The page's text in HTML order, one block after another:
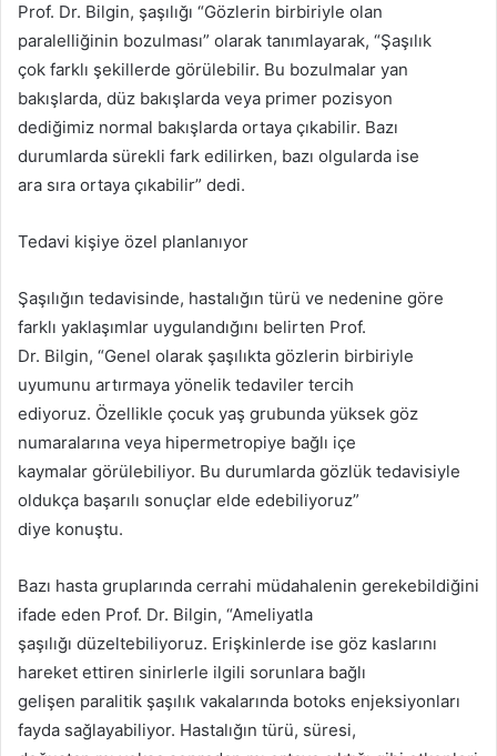
Prof. Dr. Bilgin, şaşılığı “Gözlerin birbiriyle olan
paralelliğinin bozulması” olarak tanımlayarak, “Şaşılık
çok farklı şekillerde görülebilir. Bu bozulmalar yan
bakışlarda, düz bakışlarda veya primer pozisyon
dediğimiz normal bakışlarda ortaya çıkabilir. Bazı
durumlarda sürekli fark edilirken, bazı olgularda ise
ara sıra ortaya çıkabilir” dedi.
Tedavi kişiye özel planlanıyor
Şaşılığın tedavisinde, hastalığın türü ve nedenine göre
farklı yaklaşımlar uygulandığını belirten Prof.
Dr. Bilgin, “Genel olarak şaşılıkta gözlerin birbiriyle
uyumunu artırmaya yönelik tedaviler tercih
ediyoruz. Özellikle çocuk yaş grubunda yüksek göz
numaralarına veya hipermetropiye bağlı içe
kaymalar görülebiliyor. Bu durumlarda gözlük tedavisiyle
oldukça başarılı sonuçlar elde edebiliyoruz”
diye konuştu.
Bazı hasta gruplarında cerrahi müdahalenin gerekebildiğini
ifade eden Prof. Dr. Bilgin, “Ameliyatla
şaşılığı düzeltebiliyoruz. Erişkinlerde ise göz kaslarını
hareket ettiren sinirlerle ilgili sorunlara bağlı
gelişen paralitik şaşılık vakalarında botoks enjeksiyonları
fayda sağlayabiliyor. Hastalığın türü, süresi,